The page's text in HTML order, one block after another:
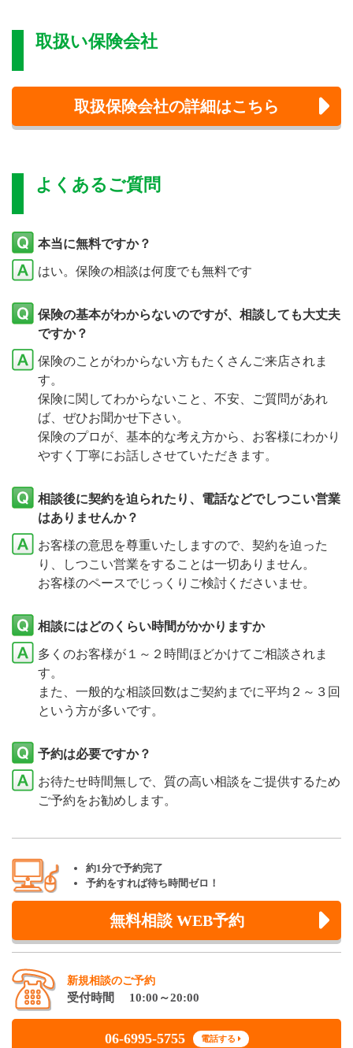
取扱い保険会社
取扱保険会社の詳細はこちら
よくあるご質問
本当に無料ですか？
はい。保険の相談は何度でも無料です
保険の基本がわからないのですが、相談しても大丈夫
ですか？
保険のことがわからない方もたくさんご来店されま
す。
保険に関してわからないこと、不安、ご質問があれ
ば、ぜひお聞かせ下さい。
保険のプロが、基本的な考え方から、お客様にわかり
やすく丁寧にお話しさせていただきます。
相談後に契約を迫られたり、電話などでしつこい営業
はありませんか？
お客様の意思を尊重いたしますので、契約を迫った
り、しつこい営業をすることは一切ありません。
お客様のペースでじっくりご検討くださいませ。
相談にはどのくらい時間がかかりますか
多くのお客様が１～２時間ほどかけてご相談されま
す。
また、一般的な相談回数はご契約までに平均２～３回
という方が多いです。
予約は必要ですか？
お待たせ時間無しで、質の高い相談をご提供するため
ご予約をお勧めします。
約1分で予約完了
予約をすれば待ち時間ゼロ！
無料相談 WEB予約
新規相談のご予約
受付時間 10:00～20:00
06-6995-5755 電話する